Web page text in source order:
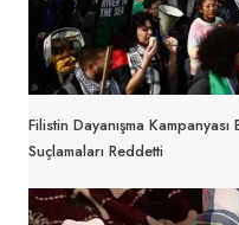
Filistin Dayanışma
Suçlamaları Reddetti